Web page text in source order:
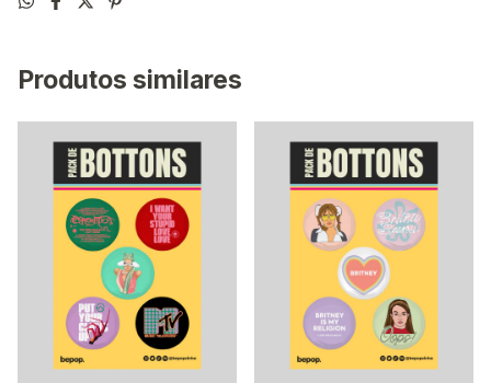
Produtos similares